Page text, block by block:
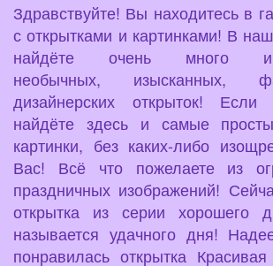
Здравствуйте! Вы находитесь в
с открытками и картинками! В
найдёте очень много
необычных, изысканных,
дизайнерских открыток!
найдёте здесь и самые
картинки, без каких-либо
Вас! Всё что пожелаете из
праздничных изображений!
открытка из серии хорошего
называется удачного дня!
понравилась открытка